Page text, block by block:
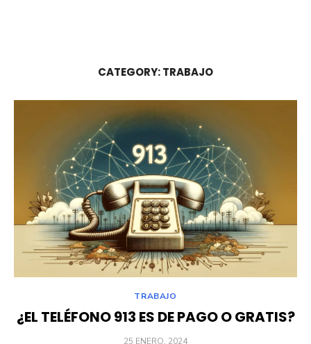
CATEGORY:TRABAJO
TRABAJO
¿EL TELÉFONO 913 ES DE PAGO O GRATIS?
PUBLICADO
25 ENERO, 2024